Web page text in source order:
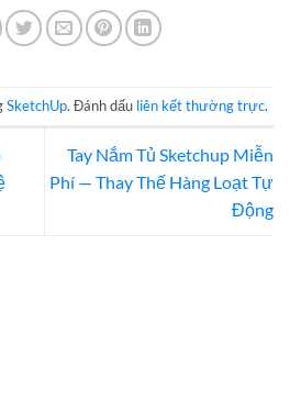
SketchUp. Đánh dấu liên kết thường trực.
Tay Nắm Tủ Sketchup Miễn
Phí — Thay Thế Hàng Loạt Tự
Động